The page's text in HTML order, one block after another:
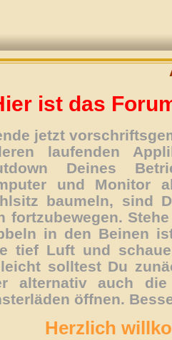
ist das
jetzt
laufenden
Deines
und Monitor
baumeln, sind
fortzubewegen.
in den Beinen
tief Luft und
solltest Du
alternativ auch
öffnen.
Herzlich